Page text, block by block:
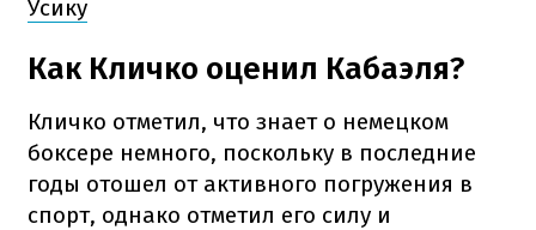
Усику
Как Кличко оценил Кабаэля?
Кличко отметил, что знает о немецком
боксере немного, поскольку в последние
годы отошел от активного погружения в
спорт, однако отметил его силу и